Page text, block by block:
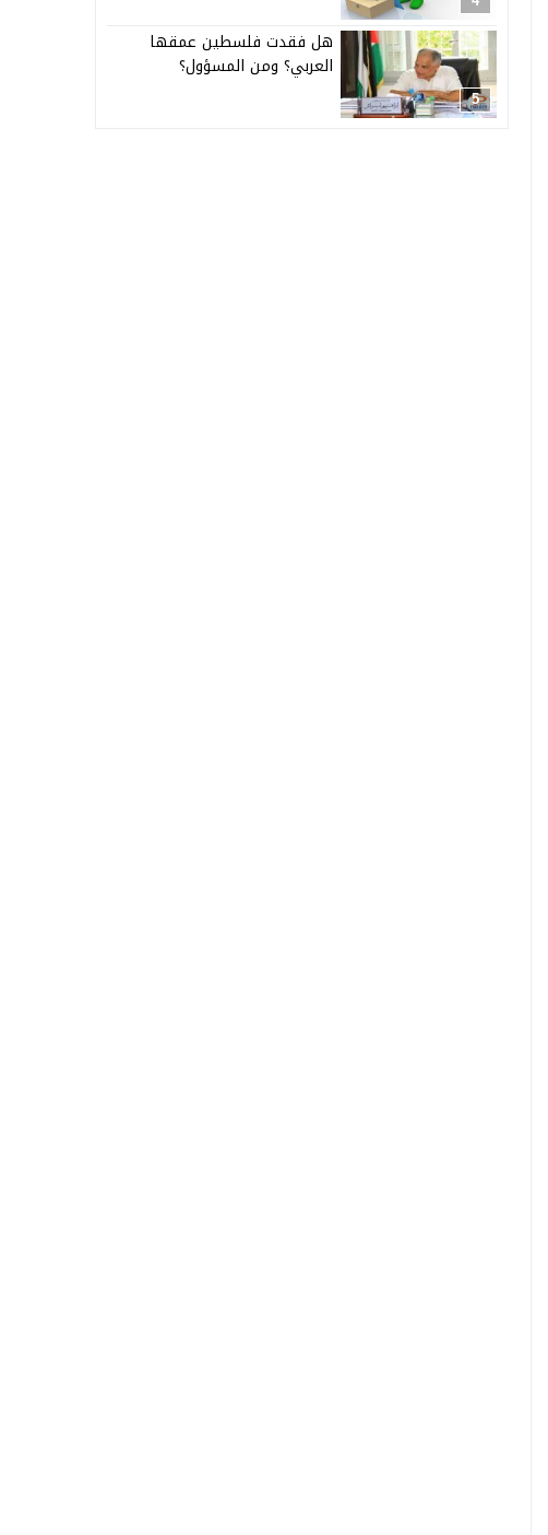
5
هل فقدت فلسطين عمقها
العربي؟ ومن المسؤول؟